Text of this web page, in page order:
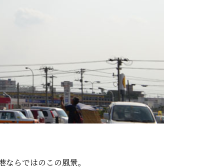
らではのこの風景。